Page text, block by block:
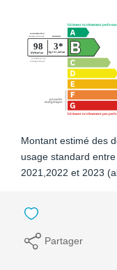
Montant estimé des
usage standard
2021,2022 et 2023
Partager